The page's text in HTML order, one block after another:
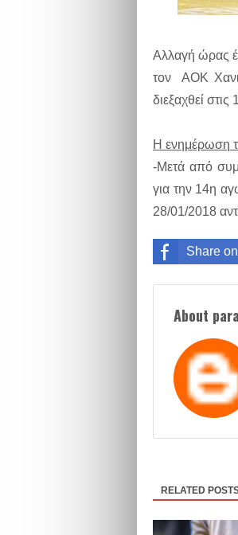
Αλλαγή ώρας
τον ΑΟΚ
διεξαχθεί στις
Η ενημέρωση
-Μετά από
για την 14η
28/01/2018
Share
About
RELATED